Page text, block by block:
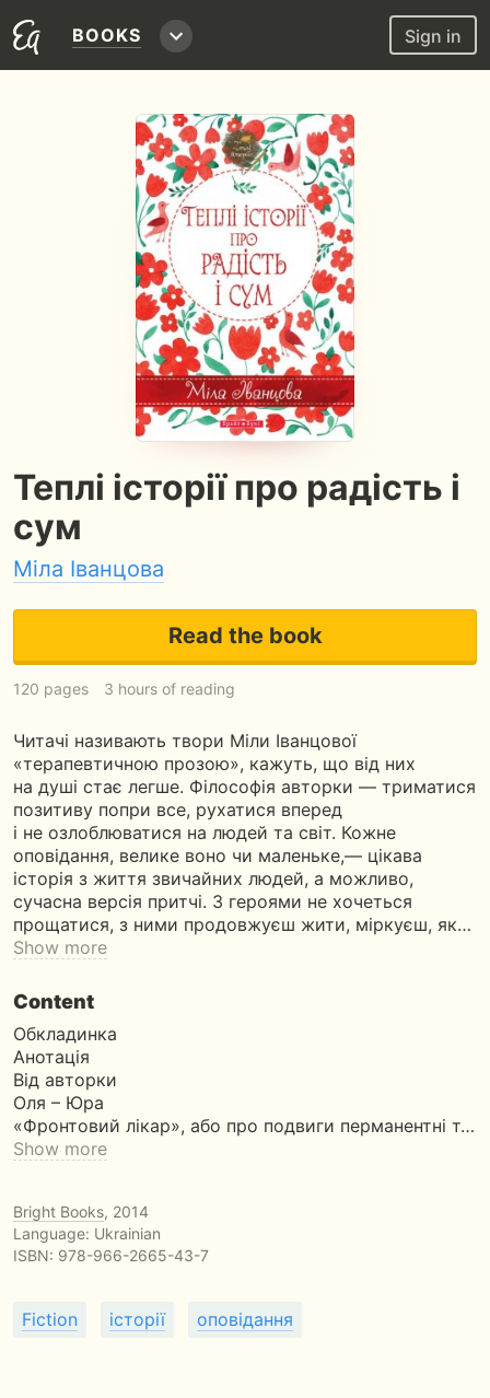
BOOKS Sign in
Теплі історії про радість і
сум
Мiла Iванцова
Read the book
120 pages 3 hours of reading
Читачі називають твори Міли Іванцової
«терапевтичною прозою», кажуть, що від них
на душі стає легше. Філософія авторки — триматися
позитиву попри все, рухатися вперед
і не озлоблюватися на людей та світ. Кожне
оповідання, велике воно чи маленьке,— цікава
історія з життя звичайних людей, а можливо,
сучасна версія притчі. З героями не хочеться
прощатися, з ними продовжуєш жити, міркуєш, як…
Show more
Content
Обкладинка
Aнотацiя
Вiд авторки
Оля – Юра
«Фронтовий лікар», або про подвиги перманентнi т…
Show more
Bright Books, 2014
Language: Ukrainian
ISBN: 978-966-2665-43-7
Fiction історії оповідання